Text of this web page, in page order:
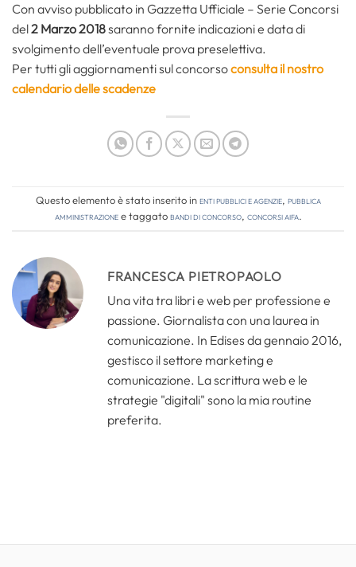
Con avviso pubblicato in Gazzetta Ufficiale – Serie Concorsi
del2 Marzo 2018saranno fornite indicazioni e data di
svolgimento dell’eventuale prova preselettiva.
Per tutti gli aggiornamenti sul concorsoconsulta il nostro
calendario delle scadenze
Questo elemento è stato inserito inEnti pubblici e agenzie, Pubblica
amministrazionee taggatobandi di concorso, concorsi aifa.
FRANCESCA PIETROPAOLO
Una vita tra libri e web per professione e
passione. Giornalista con una laurea in
comunicazione. In Edises da gennaio 2016,
gestisco il settore marketing e
comunicazione. La scrittura web e le
strategie "digitali" sono la mia routine
preferita.